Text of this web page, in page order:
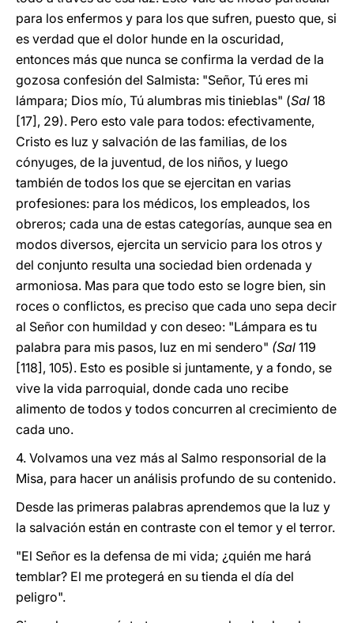
para los enfermos y para los que sufren, puesto que, si
es verdad que el dolor hunde en la oscuridad,
entonces más que nunca se confirma la verdad de la
gozosa confesión del Salmista: "Señor, Tú eres mi
lámpara; Dios mío, Tú alumbras mis tinieblas" (Sal 18
[17], 29). Pero esto vale para todos: efectivamente,
Cristo es luz y salvación de las familias, de los
cónyuges, de la juventud, de los niños, y luego
también de todos los que se ejercitan en varias
profesiones: para los médicos, los empleados, los
obreros; cada una de estas categorías, aunque sea en
modos diversos, ejercita un servicio para los otros y
del conjunto resulta una sociedad bien ordenada y
armoniosa. Mas para que todo esto se logre bien, sin
roces o conflictos, es preciso que cada uno sepa decir
al Señor con humildad y con deseo: "Lámpara es tu
palabra para mis pasos, luz en mi sendero" (Sal 119
[118], 105). Esto es posible si juntamente, y a fondo, se
vive la vida parroquial, donde cada uno recibe
alimento de todos y todos concurren al crecimiento de
cada uno.
4. Volvamos una vez más al Salmo responsorial de la
Misa, para hacer un análisis profundo de su contenido.
Desde las primeras palabras aprendemos que la luz y
la salvación están en contraste con el temor y el terror.
"El Señor es la defensa de mi vida; ¿quién me hará
temblar? El me protegerá en su tienda el día del
peligro".